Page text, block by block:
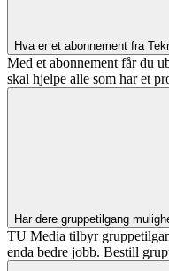
Hva er et abonnement fra
Med et abonnement får du
skal hjelpe alle som har et
Har dere gruppetilgang
TU Media tilbyr
enda bedre jobb. Bestill